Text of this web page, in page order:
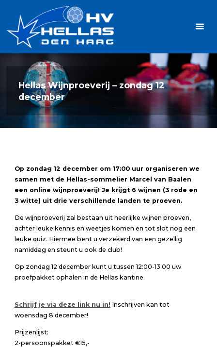
inhoud
Hellas Wijnproeverij – zondag 12
december
Op zondag 12 december om 17:00 uur organiseren we
samen met de Hellas-sommelier Marcel van Baalen
een online wijnproeverij! Je krijgt 6 wijnen (3 rode en
3 witte) uit drie verschillende landen te proeven.
De wijnproeverij zal bestaan uit heerlijke wijnen proeven,
achter leuke kennis en weetjes komen en tot slot nog een
leuke quiz. Hiermee bent u verzekerd van een gezellig
namiddag en steunt u ook de club!
Op zondag 12 december kunt u tussen 12:00-13:00 uw
proefpakket ophalen in de Hellas kantine.
Schrijf je via deze link nu in! Inschrijven kan tot
woensdag 8 december!
Prijzenlijst:
2-persoonspakket €15,-